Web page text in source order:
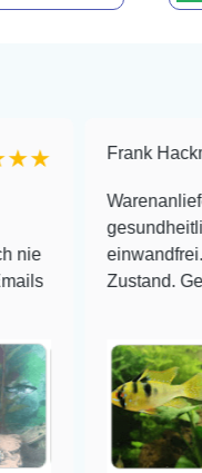
Frank Hackmayer
Warenanlieferung
gesundheitliches
einwandfrei. Alles ist
Zustand. Gerne wieder